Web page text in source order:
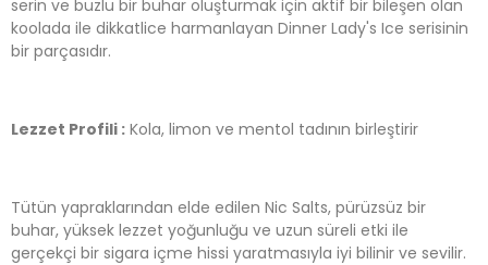
serin ve buzlu bir buhar oluşturmak için aktif bir bileşen olan
koolada ile dikkatlice harmanlayan Dinner Lady's Ice serisinin
bir parçasıdır.
Lezzet Profili : Kola, limon ve mentol tadının birleştirir
Tütün yapraklarından elde edilen Nic Salts, pürüzsüz bir
buhar, yüksek lezzet yoğunluğu ve uzun süreli etki ile
gerçekçi bir sigara içme hissi yaratmasıyla iyi bilinir ve sevilir.